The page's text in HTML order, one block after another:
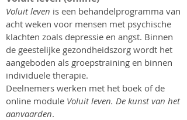
Voluit leven is een behandelprogramma van
acht weken voor mensen met psychische
klachten zoals depressie en angst. Binnen
de geestelijke gezondheidszorg wordt het
aangeboden als groepstraining en binnen
individuele therapie.
Deelnemers werken met het boek of de
online module Voluit leven. De kunst van het
aanvaarden.